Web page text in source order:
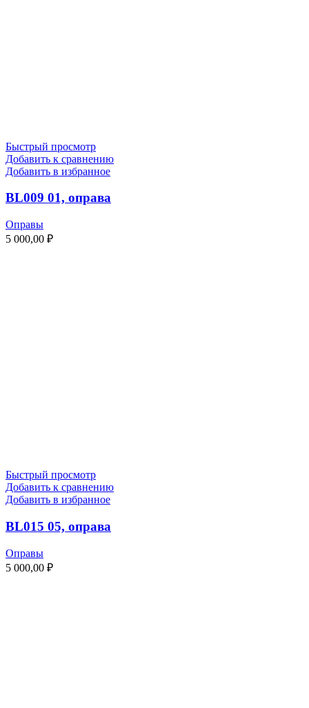
Быстрый просмотр
Добавить к сравнению
Добавить в избранное
BL009 01, оправа
Оправы
5 000,00 ₽
Быстрый просмотр
Добавить к сравнению
Добавить в избранное
BL015 05, оправа
Оправы
5 000,00 ₽